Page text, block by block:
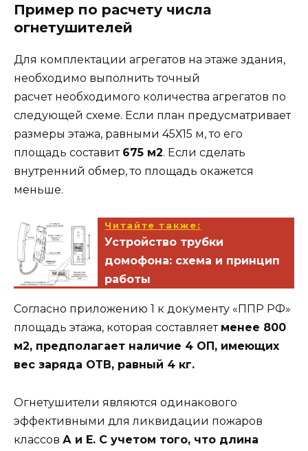
Пример по расчету числа
огнетушителей
Для комплектации агрегатов на этаже здания,
необходимо выполнить точный
расчет необходимого количества агрегатов по
следующей схеме. Если план предусматривает
размеры этажа, равными 45Х15 м, то его
площадь составит 675 м2. Если сделать
внутренний обмер, то площадь окажется
меньше.
Читайте также:
Устройство трубки
домофона: схема и принцип
работы
Согласно приложению 1 к документу «ППР РФ»
площадь этажа, которая составляет менее 800
м2, предполагает наличие 4 ОП, имеющих
вес заряда ОТВ, равный 4 кг.
Огнетушители являются одинакового
эффективными для ликвидации пожаров
классов А и Е. С учетом того, что длина